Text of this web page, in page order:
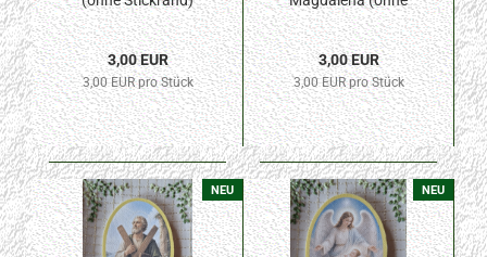
50x70mm
3,00 EUR
3,00 EUR pro Stück
Stickrand) 50x70mm
3,00 EUR
3,00 EUR pro Stück
NEU NEU